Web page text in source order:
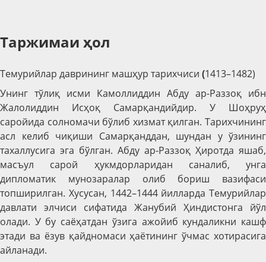
Таржимаи ҳол
Темурийлар даврининг машҳур тарихчиси (1413–1482)
Унинг тўлиқ исми Камоллиддин Абду ар-Раззоқ ибн
Жалолиддин Исҳоқ Самарқандийдир. У Шоҳруҳ
саройида солномачи бўлиб хизмат қилган. Тарихчининг
асл келиб чиқиши Самарқанддан, шундан у ўзининг
тахаллусига эга бўлган. Абду ар-Раззоқ Ҳиротда яшаб,
масъул сарой ҳукмдорларидан саналиб, унга
дипломатик мунозаралар олиб бориш вазифаси
топширилган. Хусусан, 1442–1444 йилларда Темурийлар
давлати элчиси сифатида Жанубий Ҳиндистонга йўл
олади. У бу саёҳатдан ўзига ажойиб кундаликни кашф
этади ва ёзув қайдномаси ҳаётининг ўчмас хотирасига
айланади.